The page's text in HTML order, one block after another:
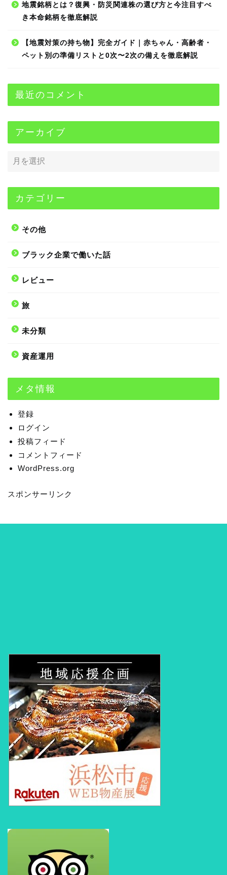
地震銘柄とは？復興・防災関連株の選び方と今注目すべ
き本命銘柄を徹底解説
【地震対策の持ち物】完全ガイド｜赤ちゃん・高齢者・
ペット別の準備リストと0次〜2次の備えを徹底解説
最近のコメント
アーカイブ
カテゴリー
その他
ブラック企業で働いた話
レビュー
旅
未分類
資産運用
メタ情報
登録
ログイン
投稿フィード
コメントフィード
WordPress.org
スポンサーリンク